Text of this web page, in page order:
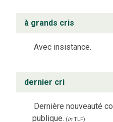
à grands cris
Avec insistance.
dernier cri
Dernière nouveauté
publique. (inTLF)